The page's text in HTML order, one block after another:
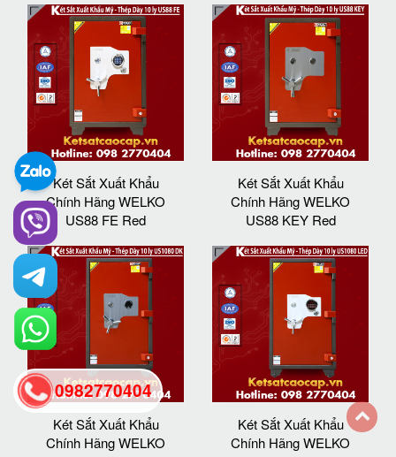
Két Sắt Xuất Khẩu
Chính Hãng WELKO
US88 FE Red
Két Sắt Xuất Khẩu
Chính Hãng WELKO
US88 KEY Red
Két Sắt Xuất Khẩu
Chính Hãng WELKO
Két Sắt Xuất Khẩu
Chính Hãng WELKO
0982770404
back